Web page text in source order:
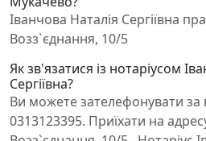
Іванчова Наталія Сергіївна
Возз`єднання, 10/5
Як зв'язатися із нотаріусом
Сергіївна?
Ви можете зателефонувати
0313123395. Приїхати на